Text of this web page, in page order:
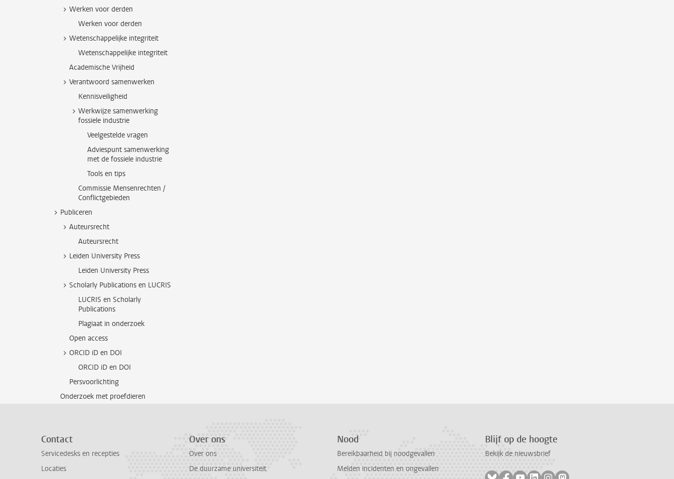
Werken voor derden
Werken voor derden
Wetenschappelijke integriteit
Wetenschappelijke integriteit
Academische Vrijheid
Verantwoord samenwerken
Kennisveiligheid
Werkwijze samenwerking
fossiele industrie
Veelgestelde vragen
Adviespunt samenwerking
met de fossiele industrie
Tools en tips
Commissie Mensenrechten /
Conflictgebieden
Publiceren
Auteursrecht
Auteursrecht
Leiden University Press
Leiden University Press
Scholarly Publications en LUCRIS
LUCRIS en Scholarly
Publications
Plagiaat in onderzoek
Open access
ORCID iD en DOI
ORCID iD en DOI
Persvoorlichting
Onderzoek met proefdieren
Contact
Servicedesks en recepties
Locaties
Over ons
Over ons
De duurzame universiteit
Nood
Bereikbaarheid bij noodgevallen
Melden incidenten en ongevallen
Blijf op de hoogte
Bekijk de nieuwsbrief
Volg ons op bluesky
Volg ons op facebook
Volg ons op youtube
Volg ons op linkedin
Volg ons op instagram
Volg ons op mastodon